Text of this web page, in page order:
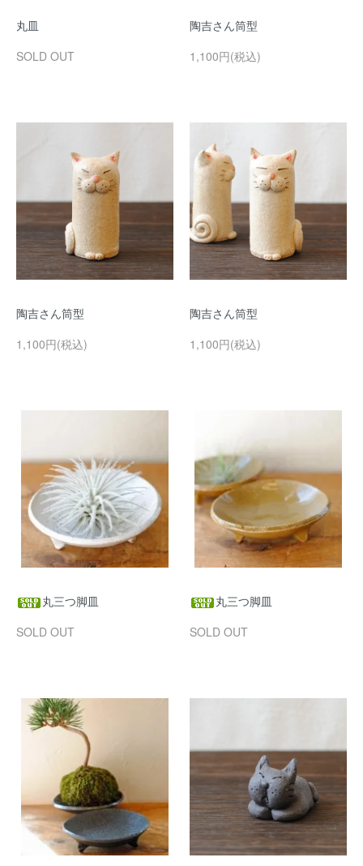
丸皿
SOLD OUT
陶吉さん筒型
1,100円(税込)
陶吉さん筒型
1,100円(税込)
陶吉さん筒型
1,100円(税込)
丸三つ脚皿
SOLD OUT
丸三つ脚皿
SOLD OUT